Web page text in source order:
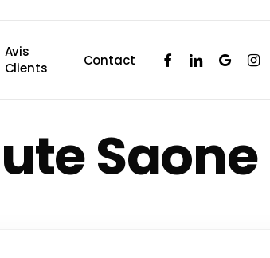
Avis
Clients
Contact facebooklinkedingoogle-
Saone